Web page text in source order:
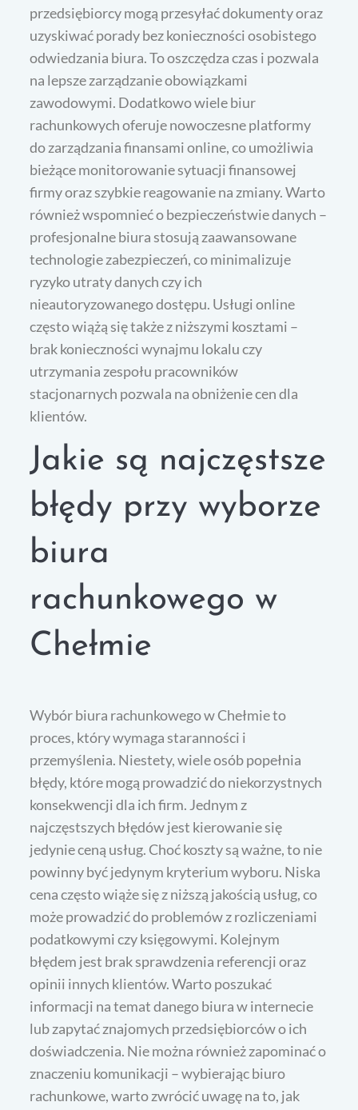
przedsiębiorcy mogą przesyłać dokumenty oraz
uzyskiwać porady bez konieczności osobistego
odwiedzania biura. To oszczędza czas i pozwala
na lepsze zarządzanie obowiązkami
zawodowymi. Dodatkowo wiele biur
rachunkowych oferuje nowoczesne platformy
do zarządzania finansami online, co umożliwia
bieżące monitorowanie sytuacji finansowej
firmy oraz szybkie reagowanie na zmiany. Warto
również wspomnieć o bezpieczeństwie danych –
profesjonalne biura stosują zaawansowane
technologie zabezpieczeń, co minimalizuje
ryzyko utraty danych czy ich
nieautoryzowanego dostępu. Usługi online
często wiążą się także z niższymi kosztami –
brak konieczności wynajmu lokalu czy
utrzymania zespołu pracowników
stacjonarnych pozwala na obniżenie cen dla
klientów.
Jakie są najczęstsze
błędy przy wyborze
biura
rachunkowego w
Chełmie
Wybór biura rachunkowego w Chełmie to
proces, który wymaga staranności i
przemyślenia. Niestety, wiele osób popełnia
błędy, które mogą prowadzić do niekorzystnych
konsekwencji dla ich firm. Jednym z
najczęstszych błędów jest kierowanie się
jedynie ceną usług. Choć koszty są ważne, to nie
powinny być jedynym kryterium wyboru. Niska
cena często wiąże się z niższą jakością usług, co
może prowadzić do problemów z rozliczeniami
podatkowymi czy księgowymi. Kolejnym
błędem jest brak sprawdzenia referencji oraz
opinii innych klientów. Warto poszukać
informacji na temat danego biura w internecie
lub zapytać znajomych przedsiębiorców o ich
doświadczenia. Nie można również zapominać o
znaczeniu komunikacji – wybierając biuro
rachunkowe, warto zwrócić uwagę na to, jak